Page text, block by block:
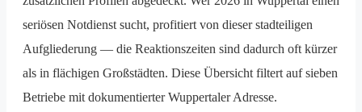
seriösen Notdienst sucht, profitiert von dieser stadteiligen
Aufgliederung — die Reaktions­zeiten sind dadurch oft kürzer
als in flächigen Großstädten. Diese Übersicht filtert auf sieben
Betriebe mit dokumentierter Wuppertaler Adresse.